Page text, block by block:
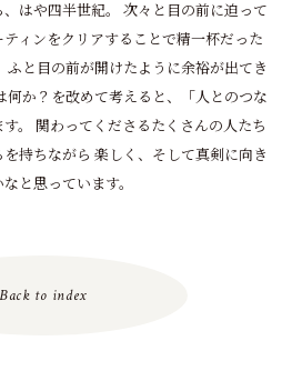
はや四半世紀。 次々と目の前に迫って
ィンをクリアすることで精一杯だった
ふと目の前が開けたように余裕が出てき
何か？を改めて考えると、「人とのつな
。 関わってくださるたくさんの人たち
持ちながら 楽しく、そして真剣に向き
と思っています。
Back to index